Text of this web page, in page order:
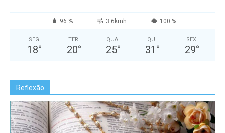
96 % 3.6kmh 100 %
SEG
18°
TER
20°
QUA
25°
QUI
31 °
SEX
29°
Reflexão